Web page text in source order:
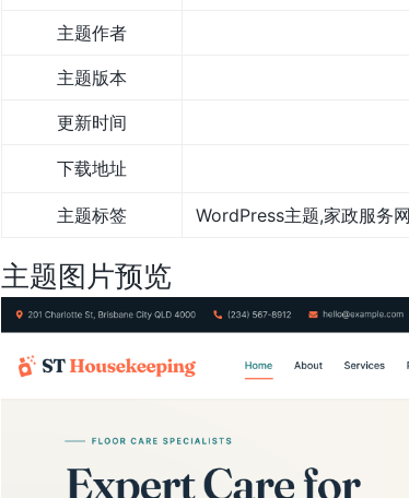
主题作者
主题版本
更新时间
下载地址
主题标签 WordPress主题,家政服务
主题图片预览